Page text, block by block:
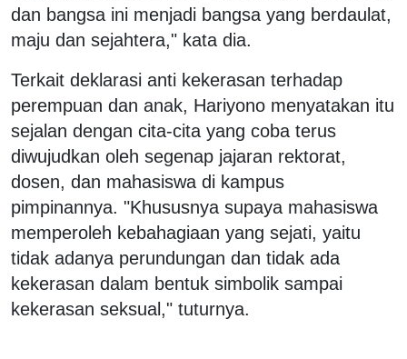
dan bangsa ini menjadi bangsa yang berdaulat,
maju dan sejahtera," kata dia.
Terkait deklarasi anti kekerasan terhadap
perempuan dan anak, Hariyono menyatakan itu
sejalan dengan cita-cita yang coba terus
diwujudkan oleh segenap jajaran rektorat,
dosen, dan mahasiswa di kampus
pimpinannya. "Khususnya supaya mahasiswa
memperoleh kebahagiaan yang sejati, yaitu
tidak adanya perundungan dan tidak ada
kekerasan dalam bentuk simbolik sampai
kekerasan seksual," tuturnya.